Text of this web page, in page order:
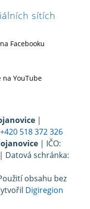
sítích
Facebooku
na YouTube
|
+420 518 372 326
| IČO:
| Datová schránka:
obsahu bez
Digiregion